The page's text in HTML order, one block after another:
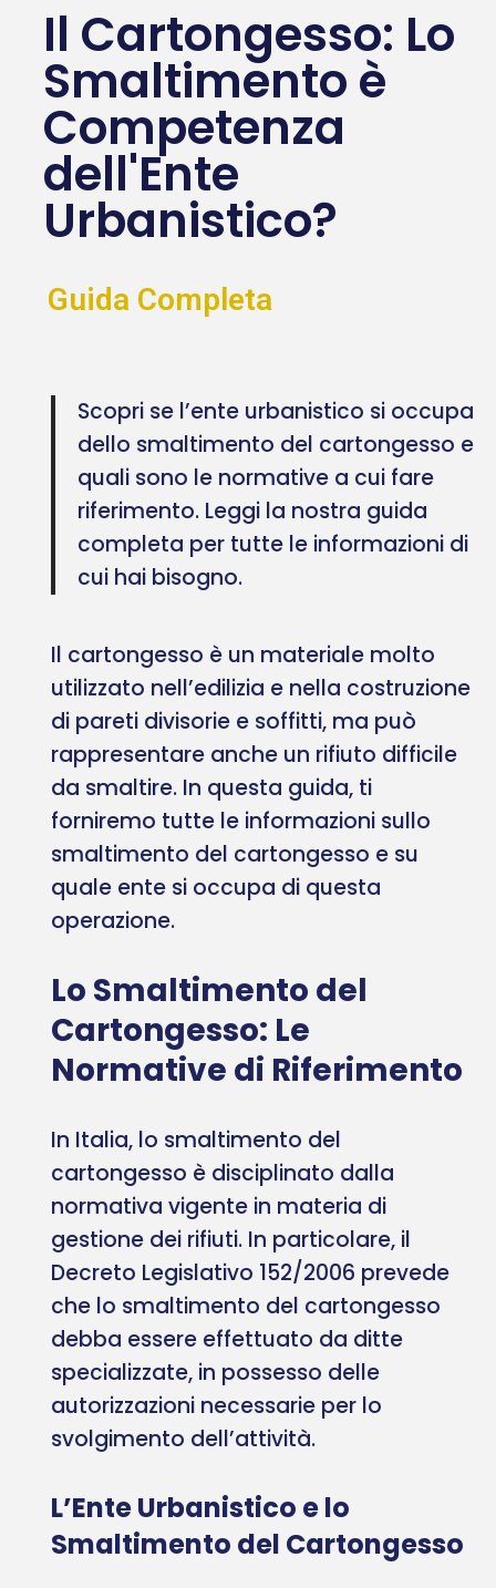
Il Cartongesso: Lo
Smaltimento è
Competenza
dell'Ente
Urbanistico?
Guida Completa
Scopri se l’ente urbanistico si occupa
dello smaltimento del cartongesso e
quali sono le normative a cui fare
riferimento. Leggi la nostra guida
completa per tutte le informazioni di
cui hai bisogno.
Il cartongesso è un materiale molto
utilizzato nell’edilizia e nella costruzione
di pareti divisorie e soffitti, ma può
rappresentare anche un rifiuto difficile
da smaltire. In questa guida, ti
forniremo tutte le informazioni sullo
smaltimento del cartongesso e su
quale ente si occupa di questa
operazione.
Lo Smaltimento del
Cartongesso: Le
Normative di Riferimento
In Italia, lo smaltimento del
cartongesso è disciplinato dalla
normativa vigente in materia di
gestione dei rifiuti. In particolare, il
Decreto Legislativo 152/2006 prevede
che lo smaltimento del cartongesso
debba essere effettuato da ditte
specializzate, in possesso delle
autorizzazioni necessarie per lo
svolgimento dell’attività.
L’Ente Urbanistico e lo
Smaltimento del Cartongesso